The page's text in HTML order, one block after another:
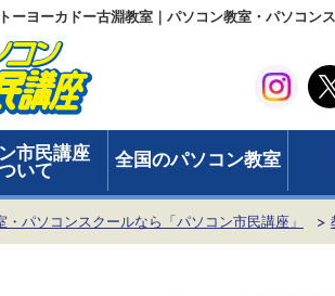
ーヨーカドー古淵教室｜パソコン教室・パソコン
市民講座
いて
全国のパソコン教室
・パソコンスクールなら「パソコン市民講座」